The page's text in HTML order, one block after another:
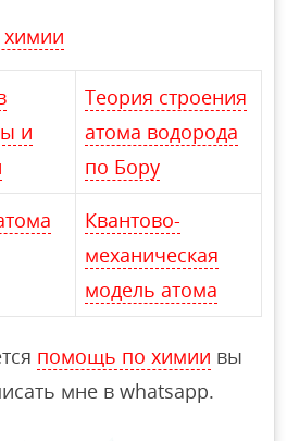
и
Теория строения
атома водорода
по Бору
Квантово-
механическая
модель атома
помощь по химии вы
мне в whatsapp.